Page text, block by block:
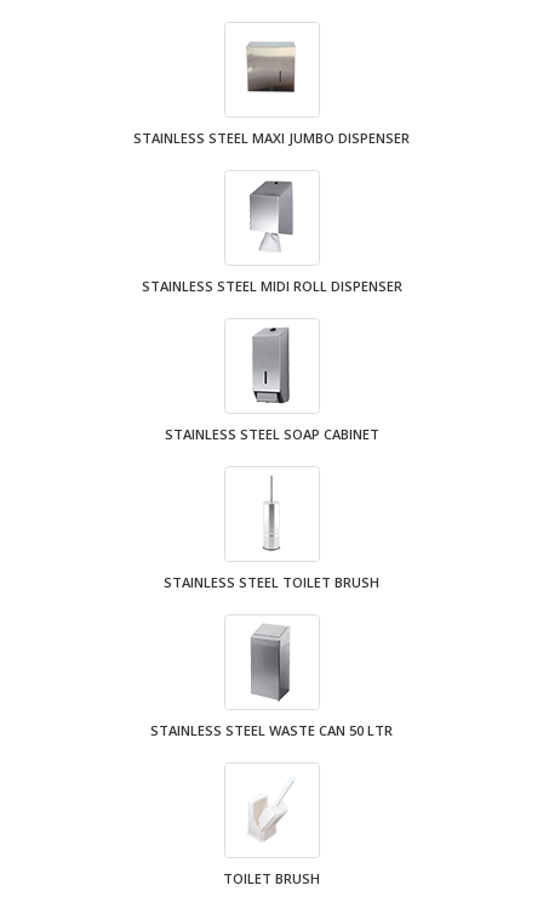
STAINLESS STEEL MAXI JUMBO DISPENSER
STAINLESS STEEL MIDI ROLL DISPENSER
STAINLESS STEEL SOAP CABINET
STAINLESS STEEL TOILET BRUSH
STAINLESS STEEL WASTE CAN 50 LTR
TOILET BRUSH